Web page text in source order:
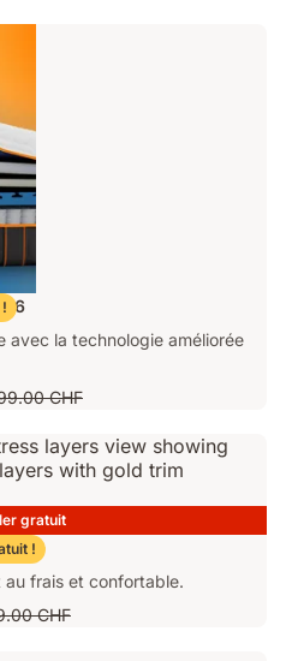
26
avec la technologie améliorée
CHF
CHF
gratuit
!
au frais et confortable.
CHF